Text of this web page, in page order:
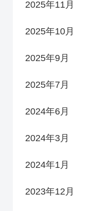
2025年11月
2025年10月
2025年9月
2025年7月
2024年6月
2024年3月
2024年1月
2023年12月